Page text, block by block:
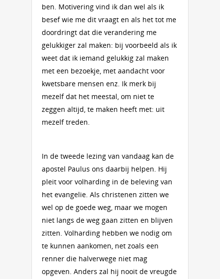
ben. Motivering vind ik dan wel als ik
besef wie me dit vraagt en als het tot me
doordringt dat die verandering me
gelukkiger zal maken: bij voorbeeld als ik
weet dat ik iemand gelukkig zal maken
met een bezoekje, met aandacht voor
kwetsbare mensen enz. Ik merk bij
mezelf dat het meestal, om niet te
zeggen altijd, te maken heeft met: uit
mezelf treden.
In de tweede lezing van vandaag kan de
apostel Paulus ons daarbij helpen. Hij
pleit voor volharding in de beleving van
het evangelie. Als christenen zitten we
wel op de goede weg, maar we mogen
niet langs de weg gaan zitten en blijven
zitten. Volharding hebben we nodig om
te kunnen aankomen, net zoals een
renner die halverwege niet mag
opgeven. Anders zal hij nooit de vreugde